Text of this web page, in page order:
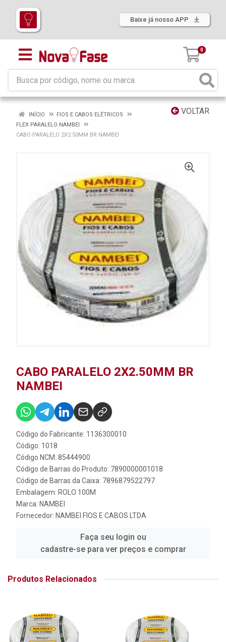
Baixe já nosso APP
0
VOLTAR
INÍCIO
FIOS E CABOS ELÉTRICOS
FLEX PARALELO NAMBEI
CABO PARALELO 2X2.50MM BR NAMBEI
CABO PARALELO 2X2.50MM BR
NAMBEI
Código do Fabricante: 1136300010
Código: 1018
Código NCM: 85444900
Código de Barras do Produto: 7890000001018
Código de Barras da Caixa: 7896879522797
Embalagem: ROLO 100M
Marca: NAMBEI
Fornecedor: NAMBEI FIOS E CABOS LTDA
Faça seu login ou
cadastre-se para ver preços e comprar
Produtos Relacionados